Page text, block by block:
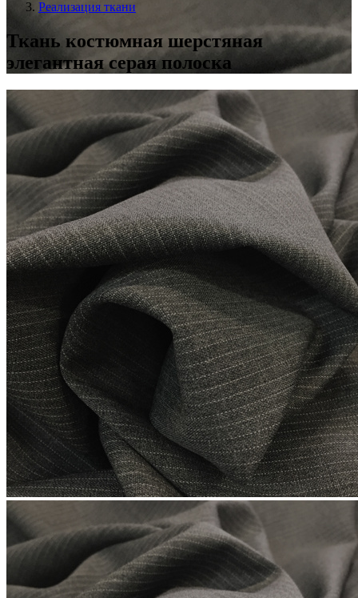
Реализация ткани
Ткань костюмная шерстяная
элегантная серая полоска